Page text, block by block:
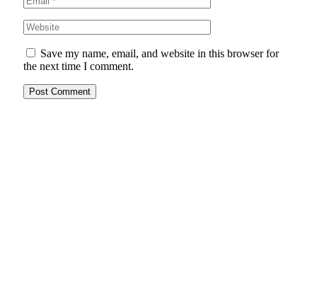
Save my name, email, and website in this browser for
the next time I comment.